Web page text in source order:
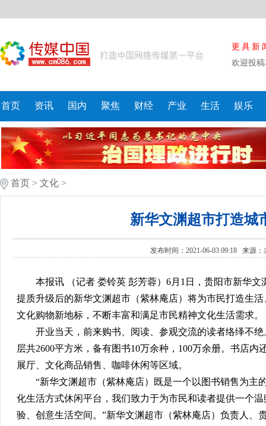
更具新
欢迎投
首页 资讯 国内 聚焦 财经 产业 生活 娱乐
首页 > 文化 >
新华文渊超市打造城
发布时间：2021-06-03 09:18 来源：
本报讯 （记者 娄铃英 彭芳蓉）6月1日，贵阳市新华文
提质升级后的新华文渊超市（紫林庵店）将为市民打造生
文化购物新地标，不断丰富和满足市民精神文化生活需求。
开业当天，前来购书、阅读、参观交流的读者络绎不绝
层共2600平方米，备有图书10万余种，100万余册。书店
展厅、文化商品销售、咖啡休闲等区域。
“新华文渊超市（紫林庵店）既是一个以图书销售为主
化生活方式休闲平台，我们致力于为市民和读者提供一个
验、创意生活空间。”新华文渊超市（紫林庵店）负责人、